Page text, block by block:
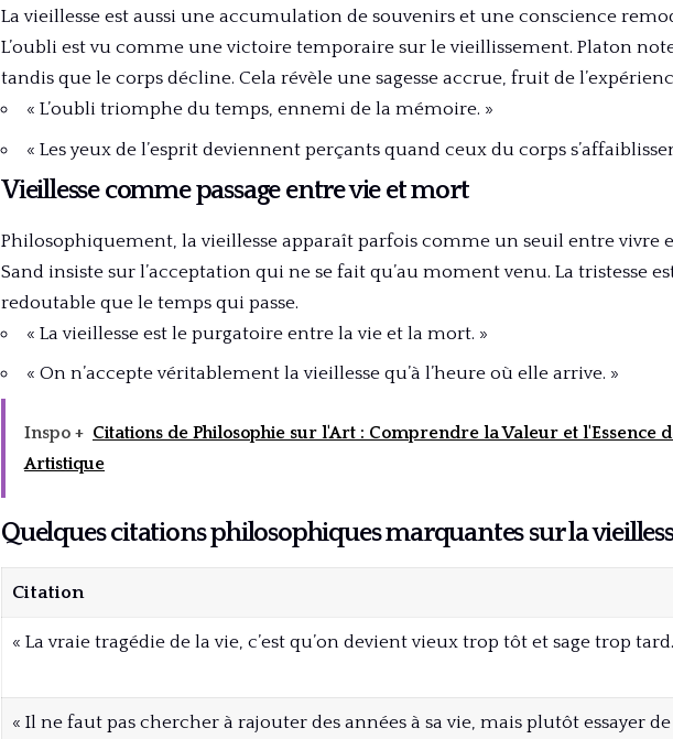
La vieillesse est aussi une accumulation de souvenirs et une conscience
L’oubli est vu comme une victoire temporaire sur le vieillissement. Platon note
tandis que le corps décline. Cela révèle une sagesse accrue, fruit de
« L’oubli triomphe du temps, ennemi de la mémoire. »
« Les yeux de l’esprit deviennent perçants quand ceux du corps
Vieillesse comme passage entre vie et mort
Philosophiquement, la vieillesse apparaît parfois comme un seuil entre vivre
Sand insiste sur l’acceptation qui ne se fait qu’au moment venu. La tristesse
redoutable que le temps qui passe.
« La vieillesse est le purgatoire entre la vie et la mort. »
« On n’accepte véritablement la vieillesse qu’à l’heure où elle arrive. »
Inspo + Citations de Philosophie sur l'Art : Comprendre la Valeur et l'Essence
Artistique
Quelques citations philosophiques marquantes sur la
Citation
« La vraie tragédie de la vie, c’est qu’on devient vieux trop tôt et sage trop
« Il ne faut pas chercher à rajouter des années à sa vie, mais plutôt essayer de